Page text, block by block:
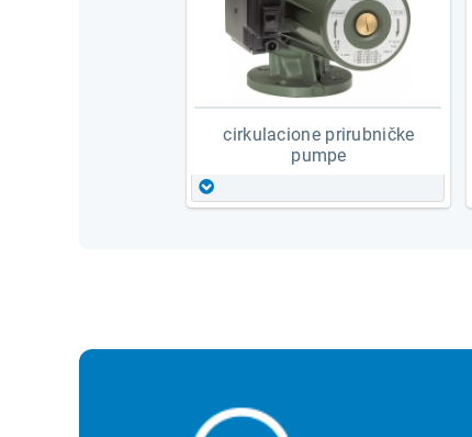
cirkulacione prirubničke
pumpe